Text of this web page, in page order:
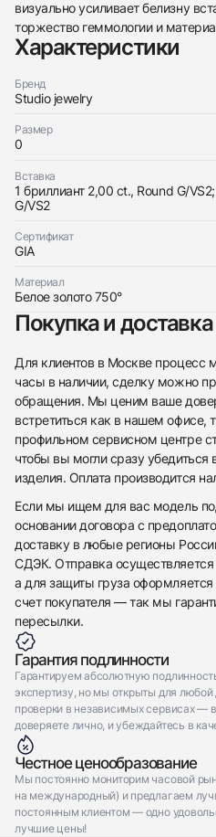
438
285
145
142
205
204
195
150
6
визуально усиливает белизну
торжество геммологии и
Характеристики
Бренд
Studio jewelry
Размер
0
Вставка
1 бриллиант 2,00 ct., Round G/
G/VS2
Сертификат
GIA
Материал
Белое золото 750°
Покупка и доставка
Для клиентов в Москве процесс
часы в наличии, сделку можно
обращения. Мы ценим ваше
встретиться как в нашем офисе,
профильном сервисном центре
чтобы вы могли сразу убедиться
изделия. Оплата производится
Если мы ищем для вас модель
основании договора с
доставку в любые регионы
СДЭК. Отправка осуществляется
а для защиты груза оформляется
счет покупателя — так мы
пересылки.
Гарантия подлинности
Гарантируем абсолютную
экспертизу, но мы открыты для
проверки в независимых сервисах —
доверяете лично, и убеждайтесь в
Честное ценообразование
Мы постоянно мониторим часовой
на международный) и предлагаем
постоянным клиентом — одно
лучшие цены!
Заказать эти часы
Оставьте ваши контактные
Оставьте ваши контактные
с вами
Приложите